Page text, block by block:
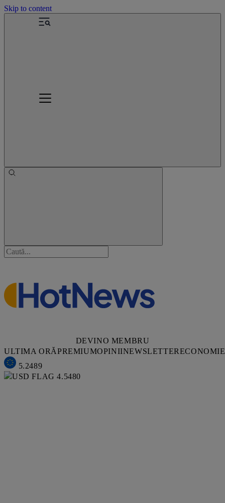
Skip to content
DEVINO MEMBRU
ULTIMA ORĂPREMIUMOPINIINEWSLETTERECONOMIE
5.2489
4.5480